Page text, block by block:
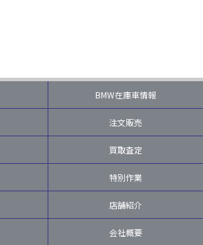
BMW在庫車情報
注文販売
買取査定
特別作業
店舗紹介
会社概要